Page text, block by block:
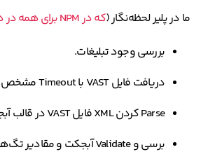
ما در پلیر لحظه‌نگار (که در NPM برای همه در دسترس قراردادیم
بررسی وجود تبلیغات.
دریافت فایل VAST با Timeout مشخص (۵ ثانیه).
Parse کردن XML فایل VAST در قالب آبجکت.
برسی و Validate آبجکت و مقادیر تگ‌های VAST و تبدیل اون به یک فرمت مشخص و استاندارد برای کلاینت.